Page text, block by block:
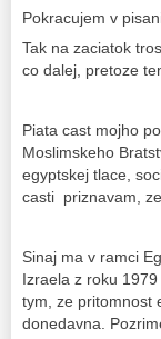
Pokracujem v
Tak na zaciatok
co dalej, pretoze
Piata cast mojho
Moslimskeho
egyptskej tlace,
casti priznavam,
Sinaj ma v ramci
Izraela z roku
tym, ze pritomnost
donedavna.